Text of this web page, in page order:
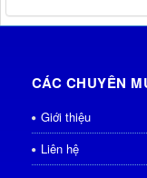
CÁC CHUYÊN
Giới thiệu
Liên hệ